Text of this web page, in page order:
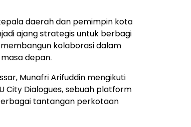
daerah dan pemimpin kota
ajang strategis untuk berbagi
kolaborasi dalam
depan.
Munafri Arifuddin mengikuti
City Dialogues, sebuah platform
tantangan perkotaan